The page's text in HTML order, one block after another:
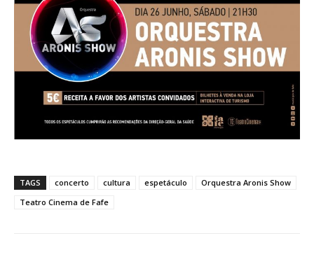
TAGS concerto cultura espetáculo
Orquestra Aronis Show
Teatro Cinema de Fafe